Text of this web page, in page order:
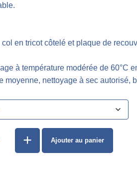
en tricot côtelé et plaque de
à température modérée de 60°C
moyenne, nettoyage à sec autorisé,
+ Ajouter au panier